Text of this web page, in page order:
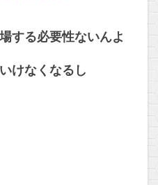
する必要性ないんよ
けなくなるし